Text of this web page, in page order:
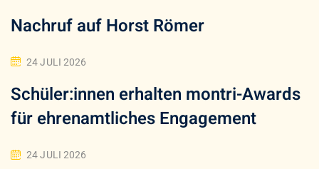
Nachruf auf Horst Römer
24 JULI 2026
Schüler:innen erhalten montri-Awards
für ehrenamtliches Engagement
24 JULI 2026